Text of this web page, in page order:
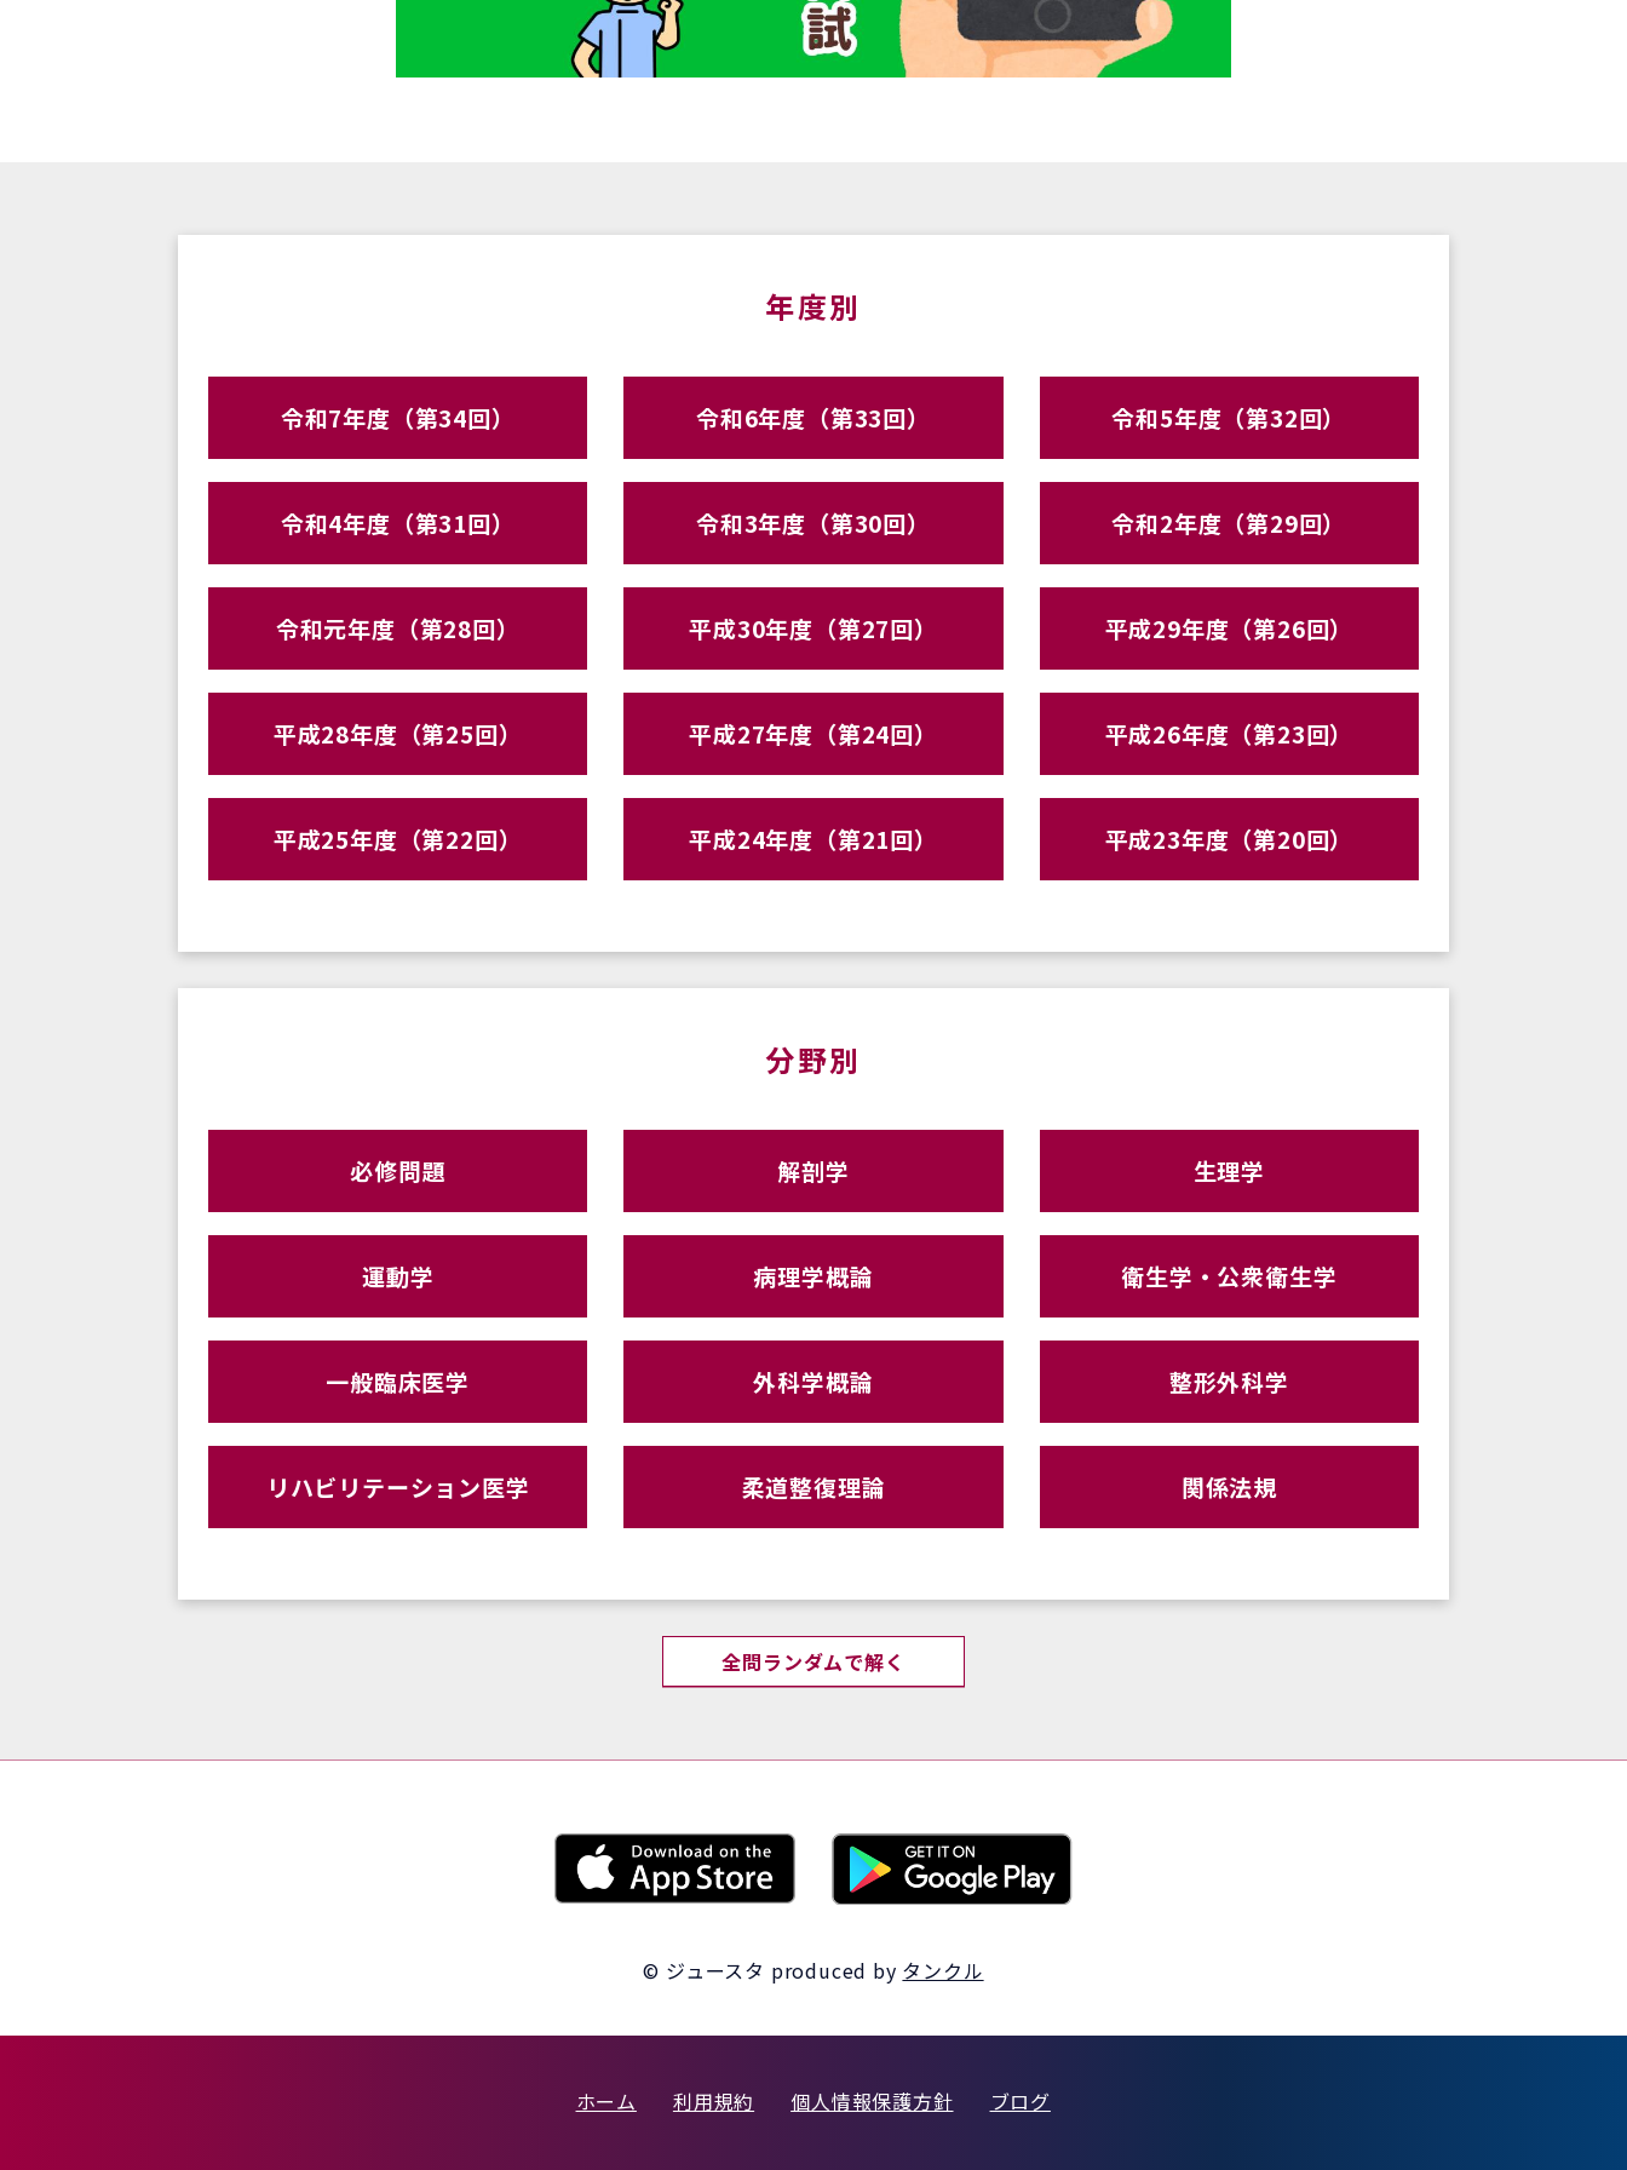
年度別
令和7年度（第34回） 令和6年度（第33回） 令和5年度（第32回）
令和4年度（第31回） 令和3年度（第30回） 令和2年度（第29回）
令和元年度（第28回） 平成30年度（第27回） 平成29年度（第26回）
平成28年度（第25回） 平成27年度（第24回） 平成26年度（第23回）
平成25年度（第22回） 平成24年度（第21回） 平成23年度（第20回）
分野別
必修問題 解剖学 生理学
運動学 病理学概論 衛生学・公衆衛生学
一般臨床医学 外科学概論 整形外科学
リハビリテーション医学 柔道整復理論 関係法規
全問ランダムで解く
© ジュースタ produced by タンクル
ホーム 利用規約 個人情報保護方針 ブログ